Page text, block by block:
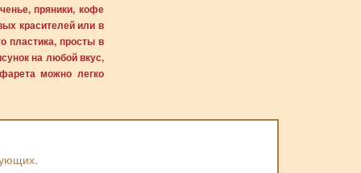
пряники, кофе
красителей или в
пластика, просты в
на любой вкус,
можно легко